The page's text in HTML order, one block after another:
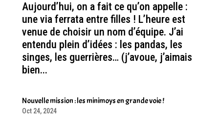
Aujourd’hui, on a fait ce qu’on appelle :
une via ferrata entre filles ! L’heure est
venue de choisir un nom d’équipe. J’ai
entendu plein d’idées : les pandas, les
singes, les guerrières… (j’avoue, j’aimais
bien...
Nouvelle mission : les minimoys en grande voie !
Oct 24, 2024